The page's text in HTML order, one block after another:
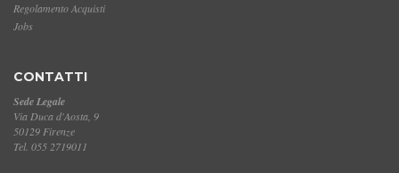
Regolamento Acquisti
Jobs
CONTATTI
Sede Legale
Via Duca d'Aosta, 9
50129 Firenze
Tel. 055 2719011